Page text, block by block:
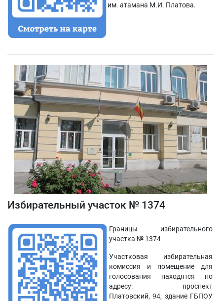
им. атамана М.И. Платова.
Избирательный участок № 1374
Границы избирательного
участка № 1374
Участковая избирательная
комиссия и помещение для
голосования находятся по
адресу: проспект
Платовский, 94, здание ГБПОУ